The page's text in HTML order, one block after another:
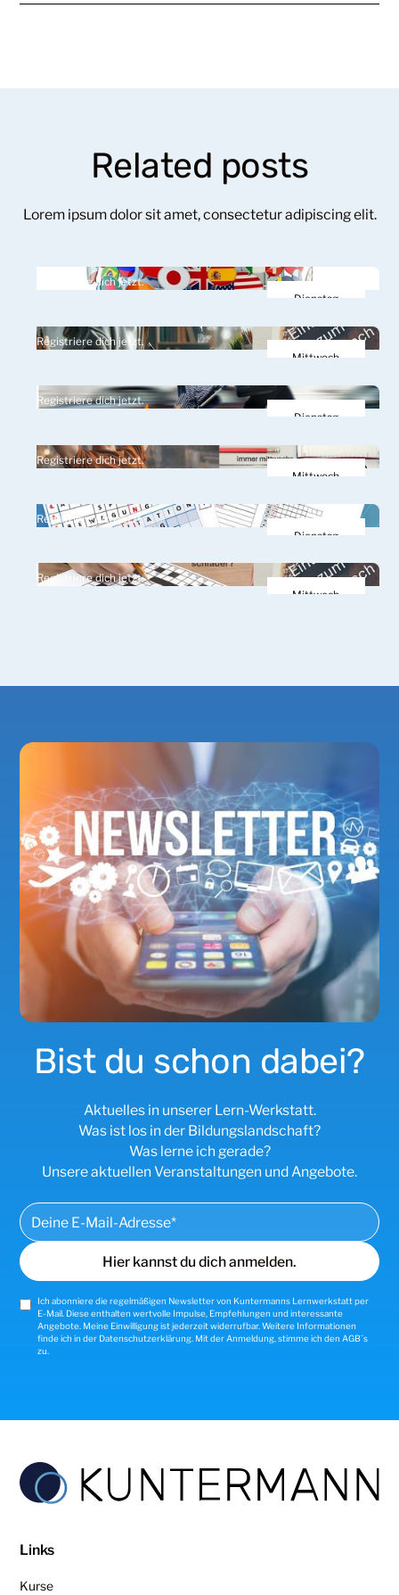
Related posts
Lorem ipsum dolor sit amet, consectetur adipiscing elit.
Dienstag
10.
März 2026
Registriere dich jetzt.
Mittwoch
März 2026
Registriere dich jetzt.
Dienstag
24.
März 2026
Registriere dich jetzt.
Mittwoch
25.
März 2026
Registriere dich jetzt.
Dienstag
31.
März 2026
Registriere dich jetzt.
Mittwoch
Registriere dich jetzt.
Bist du schon dabei?
Aktuelles in unserer Lern-Werkstatt.
Was ist los in der Bildungslandschaft?
Was lerne ich gerade?
Unsere aktuellen Veranstaltungen und Angebote.
Ich abonniere die regelmäßigen Newsletter von Kuntermanns Lernwerkstatt per
E-Mail. Diese enthalten wertvolle Impulse, Empfehlungen und interessante
Angebote. Meine Einwilligung ist jederzeit widerrufbar. Weitere Informationen
finde ich in der Datenschutzerklärung . Mit der Anmeldung, stimme ich den AGB´s
zu.
Links
Kurse